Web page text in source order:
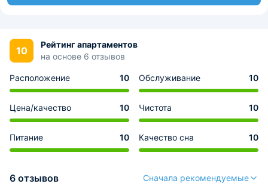
10
Рейтинг апартаментов
на основе 6 отзывов
Расположение 10 Обслуживание 10
Цена/качество 10 Чистота 10
Питание 10 Качество сна 10
6 отзывов Сначала рекомендуемые